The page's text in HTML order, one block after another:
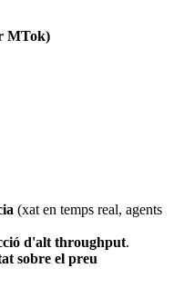
MTok)
(xat en temps real, agents
d'alt throughput.
sobre el preu